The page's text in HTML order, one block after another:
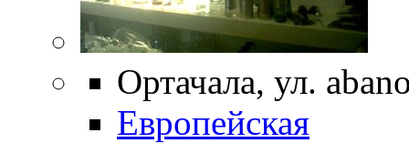
Ортачала, ул.
Европейская